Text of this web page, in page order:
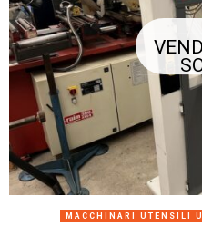
MACCHINARI UTENSILI